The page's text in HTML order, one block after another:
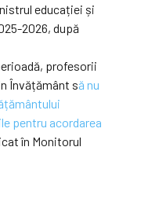
educației și
2026, după
profesorii
Învățământ să nu
pentru acordarea
în Monitorul